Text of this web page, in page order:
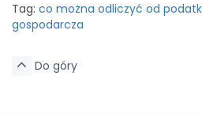
Tag: co można odliczyć od
gospodarcza
Do góry